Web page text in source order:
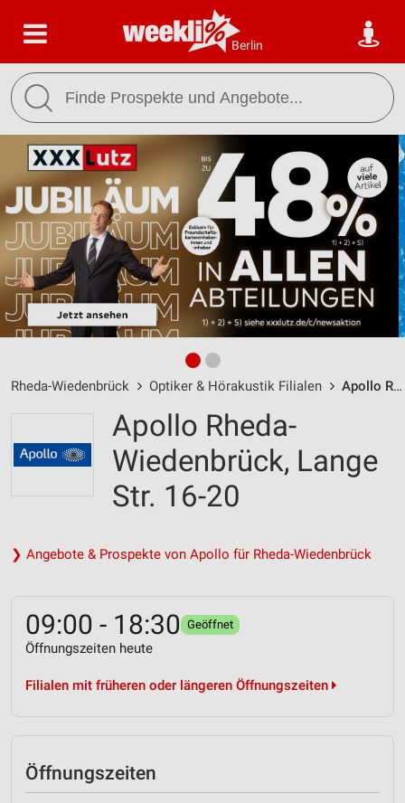
Berlin
Rheda-Wiedenbrück Optiker & Hörakustik Filialen Apollo Rheda-Wiedenbrück / Lange Str. 16-20 - Öffnungszeiten & Adresse
Apollo Rheda-
Wiedenbrück, Lange
Str. 16-20
❯ Angebote & Prospekte von Apollo für Rheda-Wiedenbrück
09:00 - 18:30 Geöffnet
Öffnungszeiten heute
Filialen mit früheren oder längeren Öffnungszeiten
Öffnungszeiten